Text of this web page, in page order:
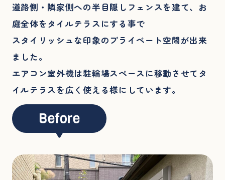
道路側・隣家側への半目隠しフェンスを建て、お
庭全体をタイルテラスにする事で
スタイリッシュな印象のプライベート空間が出来
ました。
エアコン室外機は駐輪場スペースに移動させてタ
イルテラスを広く使える様にしています。